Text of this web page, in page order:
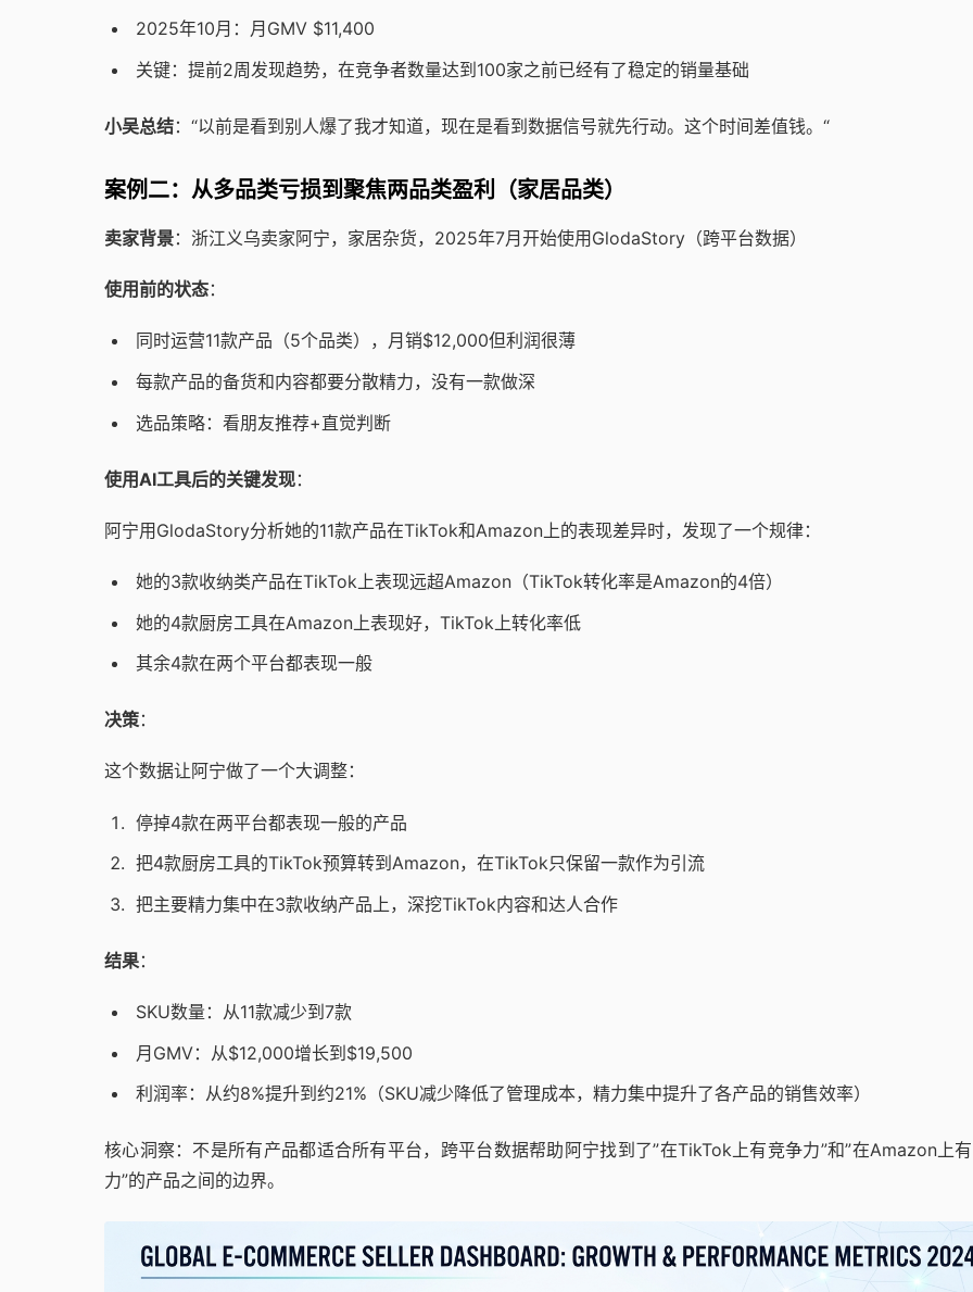
2025年10月：月GMV $11,400
关键：提前2周发现趋势，在竞争者数量达到100家之前已经有了稳定的销量基础
小吴总结：“以前是看到别人爆了我才知道，现在是看到数据信号就先行动。这个时间差值钱。“
案例二：从多品类亏损到聚焦两品类盈利（家居品类）
卖家背景：浙江义乌卖家阿宁，家居杂货，2025年7月开始使用GlodaStory（跨平台数据）
使用前的状态：
同时运营11款产品（5个品类），月销$12,000但利润很薄
每款产品的备货和内容都要分散精力，没有一款做深
选品策略：看朋友推荐+直觉判断
使用AI工具后的关键发现：
阿宁用GlodaStory分析她的11款产品在TikTok和Amazon上的表现差异时，发现了一个规律：
她的3款收纳类产品在TikTok上表现远超Amazon（TikTok转化率是Amazon的4倍）
她的4款厨房工具在Amazon上表现好，TikTok上转化率低
其余4款在两个平台都表现一般
决策：
这个数据让阿宁做了一个大调整：
停掉4款在两平台都表现一般的产品
把4款厨房工具的TikTok预算转到Amazon，在TikTok只保留一款作为引流
把主要精力集中在3款收纳产品上，深挖TikTok内容和达人合作
结果：
SKU数量：从11款减少到7款
月GMV：从$12,000增长到$19,500
利润率：从约8%提升到约21%（SKU减少降低了管理成本，精力集中提升了各产品的销售效率）
核心洞察：不是所有产品都适合所有平台，跨平台数据帮助阿宁找到了”在TikTok上有竞争力”和”在Amazon上
力”的产品之间的边界。